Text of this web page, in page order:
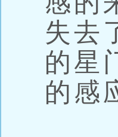
失去
的星
的感